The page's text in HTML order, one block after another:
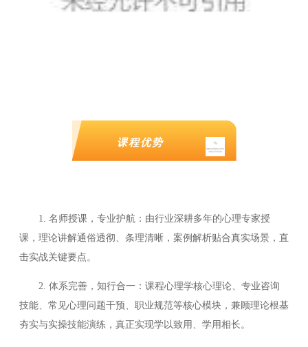
课程优势
1. 名师授课，专业护航：由行业深耕多年的心理专家授
课，理论讲解通俗透彻、条理清晰，案例解析贴合真实场景，直
击实战关键要点。
2. 体系完善，知行合一：课程心理学核心理论、专业咨询
技能、常见心理问题干预、职业规范等核心模块，兼顾理论根基
夯实与实操技能演练，真正实现学以致用、学用相长。